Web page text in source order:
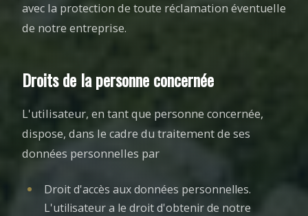
avec la protection de toute réclamation éventuelle
de notre entreprise.
Droits de la personne concernée
L'utilisateur, en tant que personne concernée,
dispose, dans le cadre du traitement de ses
données personnelles par
Droit d'accès aux données personnelles.
L'utilisateur a le droit d'obtenir de notre